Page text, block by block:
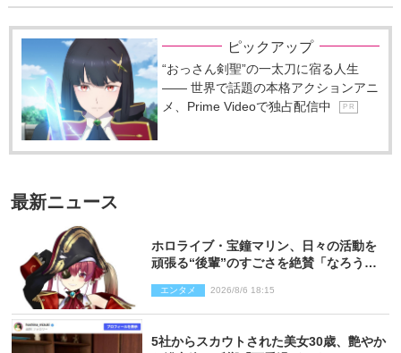
ピックアップ
“おっさん剣聖”の一太刀に宿る人生
―― 世界で話題の本格アクションアニ
メ、Prime Videoで独占配信中
P R
最新ニュース
ホロライブ・宝鐘マリン、日々の活動を
頑張る“後輩”のすごさを絶賛「なろう系
エンタメ 2026/8/6 18:15
5社からスカウトされた美女30歳、艶やか